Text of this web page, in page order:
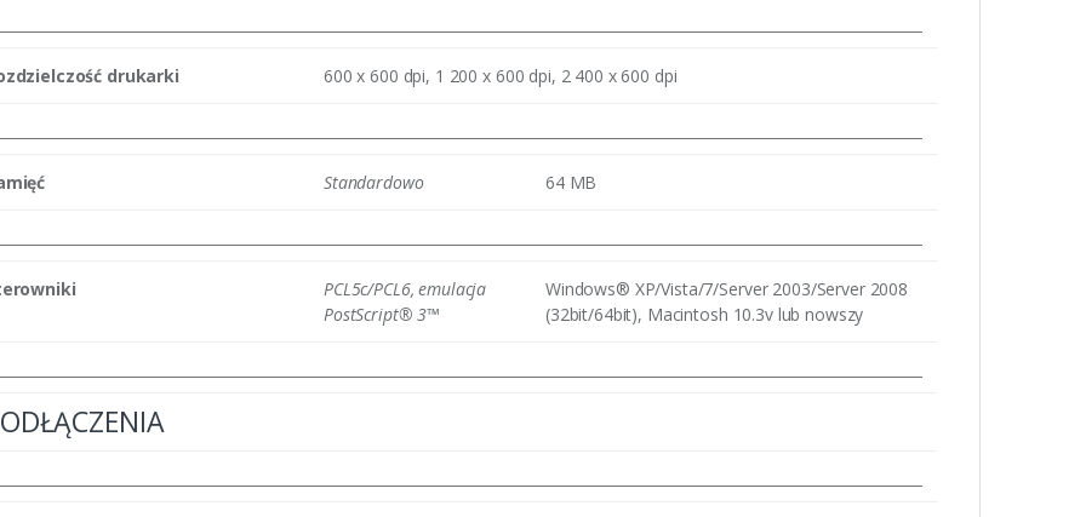
drukarki 600 x 600 dpi, 1 200 x 600 dpi, 2 400 x 600 dpi
Standardowo 64 MB
PCL5c/PCL6, emulacja
PostScript® 3™
Windows® XP/Vista/7/Server 2003/Server 2008
(32bit/64bit), Macintosh 10.3v lub nowszy